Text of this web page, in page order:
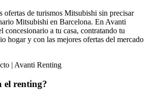
ofertas de turismos Mitsubishi sin precisar
Mitsubishi en Barcelona. En Avanti
concesionario a tu casa, contratando tu
hogar y con las mejores ofertas del mercado
el renting?